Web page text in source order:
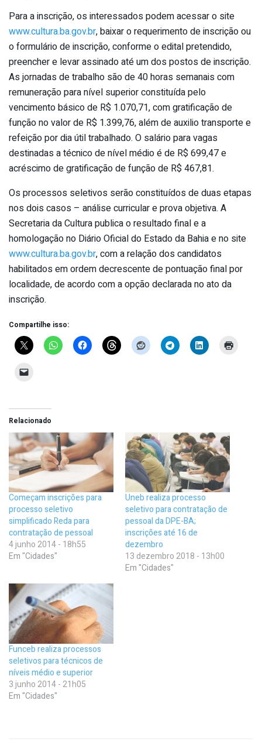
Para a inscrição, os interessados podem acessar o site
www.cultura.ba.gov.br, baixar o requerimento de inscrição ou
o formulário de inscrição, conforme o edital pretendido,
preencher e levar assinado até um dos postos de inscrição.
As jornadas de trabalho são de 40 horas semanais com
remuneração para nível superior constituída pelo
vencimento básico de R$ 1.070,71, com gratificação de
função no valor de R$ 1.399,76, além de auxilio transporte e
refeição por dia útil trabalhado. O salário para vagas
destinadas a técnico de nível médio é de R$ 699,47 e
acréscimo de gratificação de função de R$ 467,81.
Os processos seletivos serão constituídos de duas etapas
nos dois casos – análise curricular e prova objetiva. A
Secretaria da Cultura publica o resultado final e a
homologação no Diário Oficial do Estado da Bahia e no site
www.cultura.ba.gov.br, com a relação dos candidatos
habilitados em ordem decrescente de pontuação final por
localidade, de acordo com a opção declarada no ato da
inscrição.
Compartilhe isso:
Relacionado
Começam inscrições para
processo seletivo
simplificado Reda para
contratação de pessoal
4 junho 2014 - 18h55
Em "Cidades"
Uneb realiza processo
seletivo para contratação de
pessoal da DPE-BA;
inscrições até 16 de
dezembro
13 dezembro 2018 - 13h00
Em "Cidades"
Funceb realiza processos
seletivos para técnicos de
níveis médio e superior
3 junho 2014 - 21h05
Em "Cidades"